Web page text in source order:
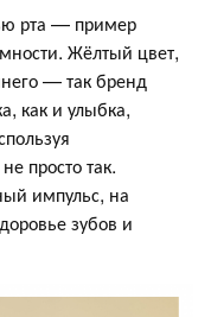
рта — пример
Жёлтый цвет,
— так бренд
как и улыбка,
просто так.
импульс, на
зубов и